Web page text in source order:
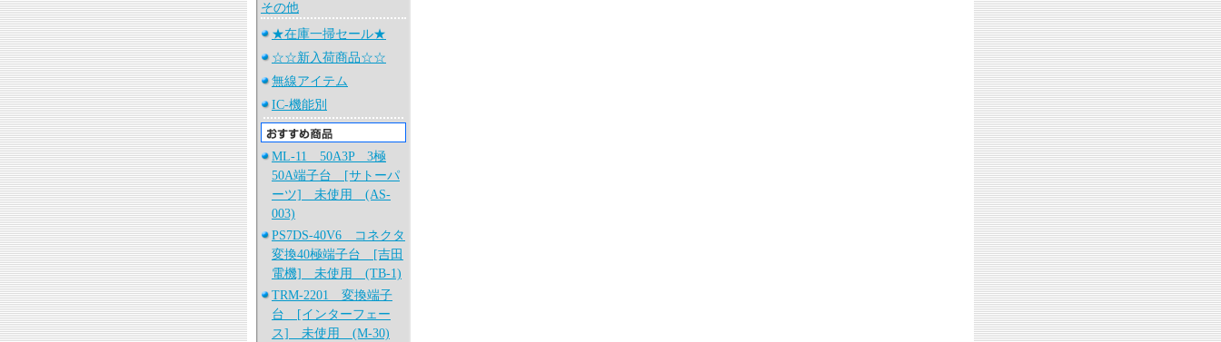
その他
★在庫一掃セール★
☆☆新入荷商品☆☆
無線アイテム
IC-機能別
ML-11 50A3P 3極
50A端子台 [サトーパ
ーツ] 未使用 (AS-
003)
PS7DS-40V6 コネクタ
変換40極端子台 [吉田
電機] 未使用 (TB-1)
TRM-2201 変換端子
台 [インターフェー
ス] 未使用 (M-30)